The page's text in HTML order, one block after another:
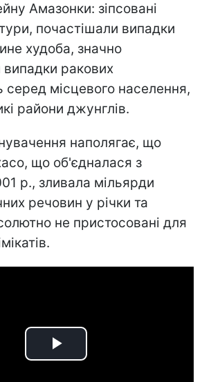
Амазонки: зіпсовані
почастішали випадки
худоба, значно
випадки ракових
серед місцевого населення,
райони джунглів.
наполягає, що
що об'єдналася з
р., зливала мільярди
речовин у річки та
не пристосовані для
Play